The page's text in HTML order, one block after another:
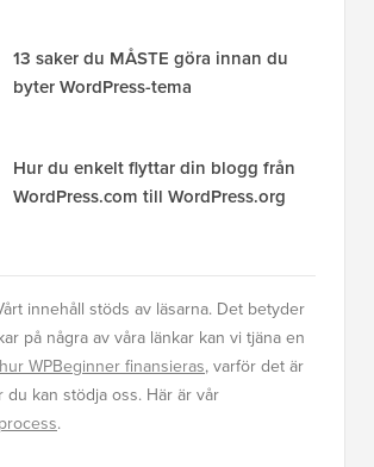
13 saker du MÅSTE göra innan du
byter WordPress-tema
Hur du enkelt flyttar din blogg från
WordPress.com till WordPress.org
innehåll stöds av läsarna. Det betyder
på några av våra länkar kan vi tjäna en
hur WPBeginner finansieras, varför det är
kan stödja oss. Här är vår
.